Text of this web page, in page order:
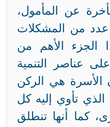
عن المأمول،
عدد من المشكلات
الجزء الأهم من
على عناصر التنمية
الأسرة هي الركن
الذي تأوي إليه كل
كما أنها تنطلق